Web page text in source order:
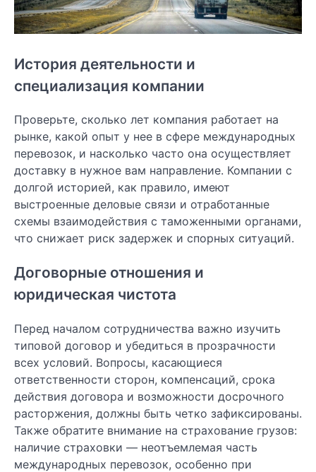
История деятельности и
специализация компании
Проверьте, сколько лет компания работает на
рынке, какой опыт у нее в сфере международных
перевозок, и насколько часто она осуществляет
доставку в нужное вам направление. Компании с
долгой историей, как правило, имеют
выстроенные деловые связи и отработанные
схемы взаимодействия с таможенными органами,
что снижает риск задержек и спорных ситуаций.
Договорные отношения и
юридическая чистота
Перед началом сотрудничества важно изучить
типовой договор и убедиться в прозрачности
всех условий. Вопросы, касающиеся
ответственности сторон, компенсаций, срока
действия договора и возможности досрочного
расторжения, должны быть четко зафиксированы.
Также обратите внимание на страхование грузов:
наличие страховки — неотъемлемая часть
международных перевозок, особенно при